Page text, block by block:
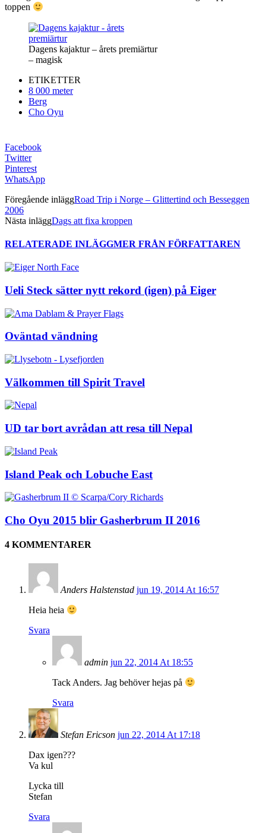
toppen
Dagens kajaktur – årets premiärtur
– magisk
ETIKETTER
8 000 meter
Berg
Cho Oyu
Facebook
Twitter
Pinterest
WhatsApp
Föregående inläggRoad Trip i Norge – Glittertind och Besseggen
2006
Nästa inläggDags att fixa kroppen
RELATERADE INLÄGGMER FRÅN FÖRFATTAREN
Ueli Steck sätter nytt rekord (igen) på Eiger
Oväntad vändning
Välkommen till Spirit Travel
UD tar bort avrådan att resa till Nepal
Island Peak och Lobuche East
Cho Oyu 2015 blir Gasherbrum II 2016
4 KOMMENTARER
Anders Halstenstad jun 19, 2014 At 16:57
Heia heia
Svara
admin jun 22, 2014 At 18:55
Tack Anders. Jag behöver hejas på
Svara
Stefan Ericson jun 22, 2014 At 17:18
Dax igen???
Va kul
Lycka till
Stefan
Svara